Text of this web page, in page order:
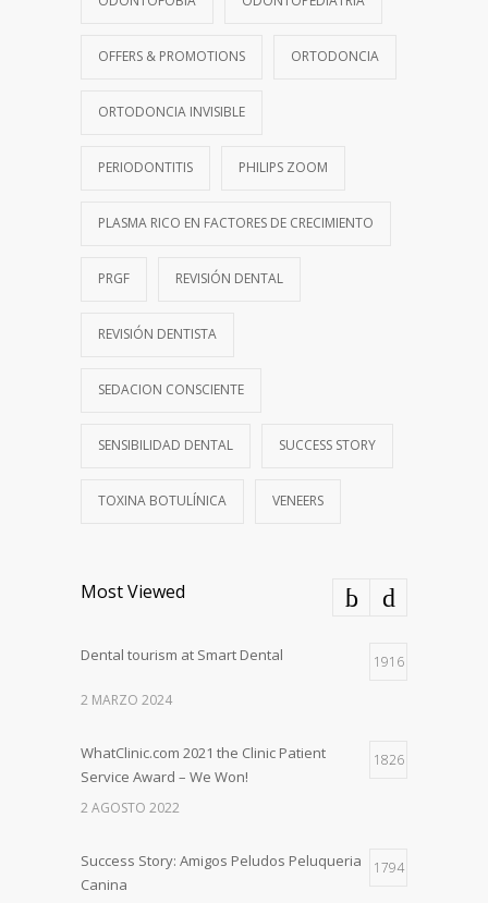
OFFERS & PROMOTIONS ORTODONCIA
ORTODONCIA INVISIBLE
PERIODONTITIS PHILIPS ZOOM
PLASMA RICO EN FACTORES DE CRECIMIENTO
PRGF REVISIÓN DENTAL
REVISIÓN DENTISTA
SEDACION CONSCIENTE
SENSIBILIDAD DENTAL SUCCESS STORY
TOXINA BOTULÍNICA VENEERS
Most Viewed
Dental tourism at Smart Dental 1916
2 MARZO 2024
WhatClinic.com 2021 the Clinic Patient
Service Award – We Won!
1826
2 AGOSTO 2022
Success Story: Amigos Peludos Peluqueria
Canina
1794